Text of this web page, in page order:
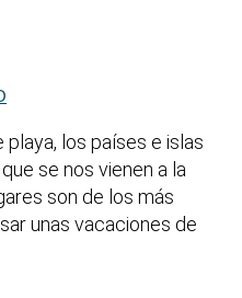
los países e islas
se nos vienen a la
son de los más
unas vacaciones de